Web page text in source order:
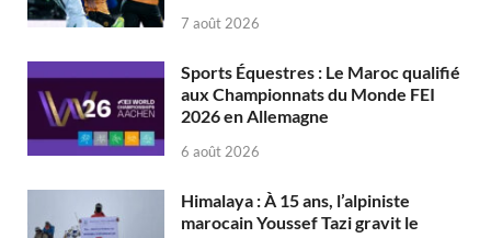
7 août 2026
Sports Équestres : Le Maroc qualifié
aux Championnats du Monde FEI
2026 en Allemagne
6 août 2026
Himalaya : À 15 ans, l’alpiniste
marocain Youssef Tazi gravit le